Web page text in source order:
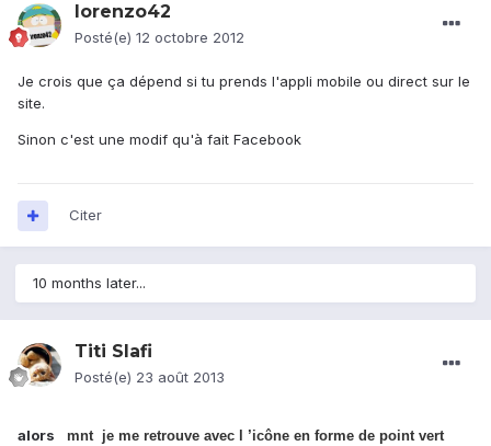
lorenzo42
Posté(e) 12 octobre 2012
Je crois que ça dépend si tu prends l'appli mobile ou direct sur le
site.
Sinon c'est une modif qu'à fait Facebook
Citer
10 months later...
Titi Slafi
Posté(e) 23 août 2013
alors
mnt je me retrouve avec l ’icône en forme de point vert